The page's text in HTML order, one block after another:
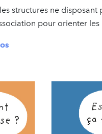
structures ne disposant
pour orienter